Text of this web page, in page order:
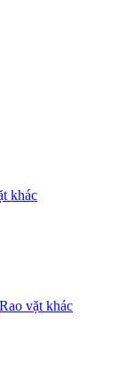
khác
Rao vặt khác